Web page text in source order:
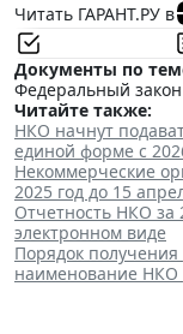
Читать ГАРАНТ.РУ в
Документы по
Федеральный
Читайте также:
НКО начнут
единой форме с
Некоммерческие
2025 год до 15
Отчетность НКО за
электронном виде
Порядок
наименование НКО